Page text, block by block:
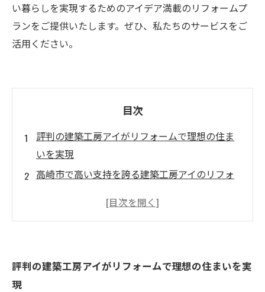
い暮らしを実現するためのアイデア満載のリフォームプ
ランをご提供いたします。ぜひ、私たちのサービスをご
活用ください。
目次
評判の建築工房アイがリフォームで理想の住ま
いを実現
高崎市で高い支持を誇る建築工房アイのリフォ
建築工房アイが叶える、高品質なリフォームで
実現
評判の建築工房アイがリフォームで理想の住まいを実
現